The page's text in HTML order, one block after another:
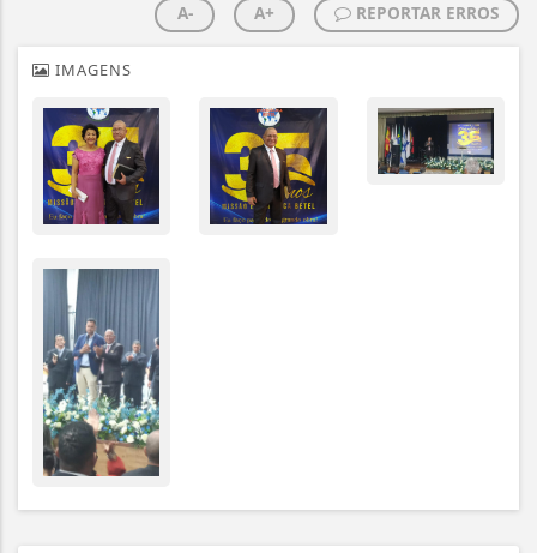
A- A+ REPORTAR ERROS
IMAGENS